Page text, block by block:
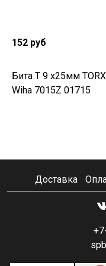
152 руб
Бита T 9 х25мм TORX
Wiha 7015Z 01715
Доставка